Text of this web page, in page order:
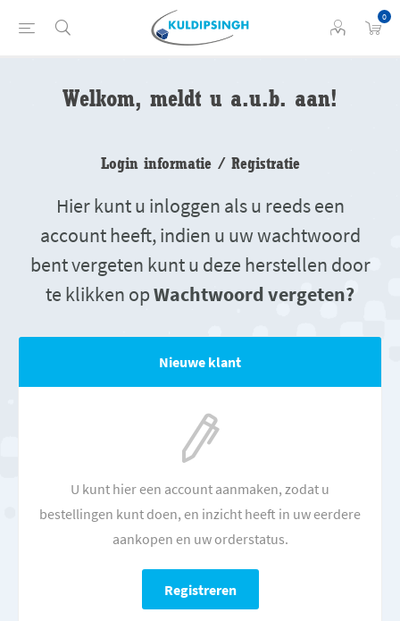
0
Welkom, meldt u a.u.b. aan!
Login informatie / Registratie
Hier kunt u inloggen als u reeds een
account heeft, indien u uw wachtwoord
bent vergeten kunt u deze herstellen door
te klikken opWachtwoord vergeten?
Nieuwe klant
U kunt hier een account aanmaken, zodat u
bestellingen kunt doen, en inzicht heeft in uw eerdere
aankopen en uw orderstatus.